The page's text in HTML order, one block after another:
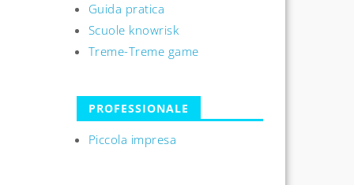
Guida pratica
Scuole knowrisk
Treme-Treme game
PROFESSIONALE
Piccola impresa